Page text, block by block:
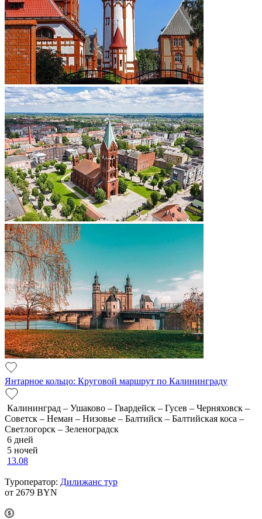
Янтарное кольцо: Круговой маршрут по Калининграду
Калининград – Ушаково – Гвардейск – Гусев – Черняховск –
Советск – Неман – Низовье – Балтийск – Балтийская коса –
Светлогорск – Зеленоградск
6 дней
5 ночей
13.08
Туроператор: Дилижанс тур
от 2679 BYN